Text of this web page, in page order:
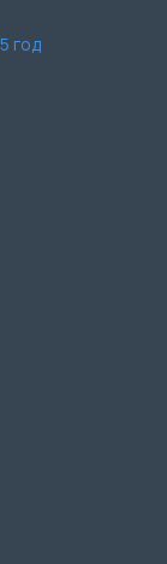
год